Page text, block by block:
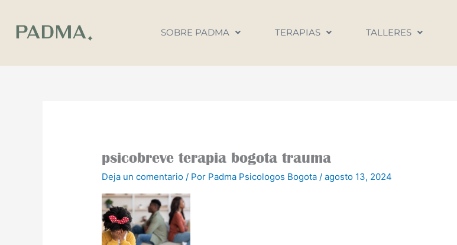
contenido
SOBRE PADMA TERAPIAS TALLERES
psicobreve terapia bogota trauma
Deja un comentario / Por Padma Psicologos Bogota /agosto 13, 2024